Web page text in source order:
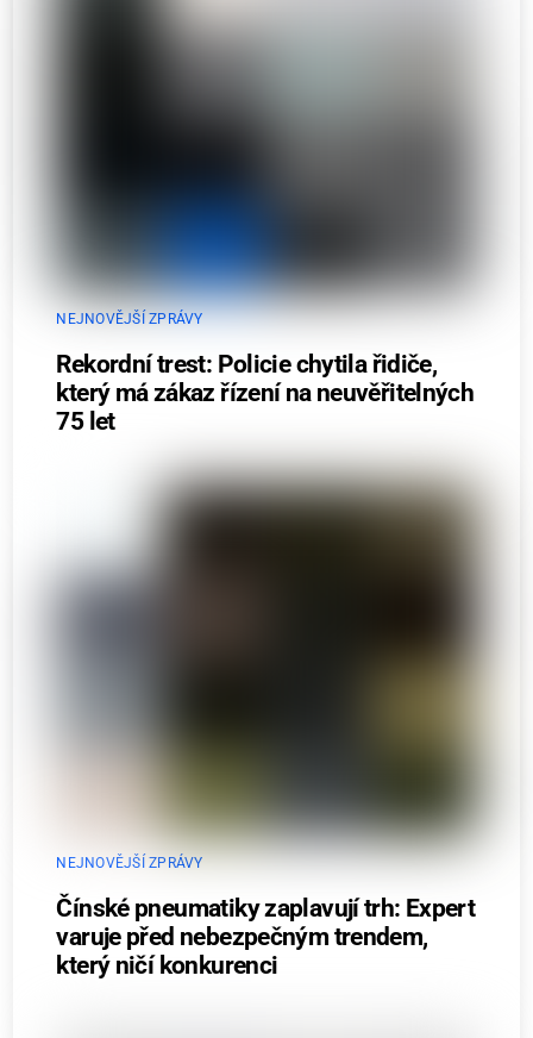
NEJNOVĚJŠÍ ZPRÁVY
Rekordní trest: Policie chytila řidiče,
který má zákaz řízení na neuvěřitelných
75 let
NEJNOVĚJŠÍ ZPRÁVY
Čínské pneumatiky zaplavují trh: Expert
varuje před nebezpečným trendem,
který ničí konkurenci